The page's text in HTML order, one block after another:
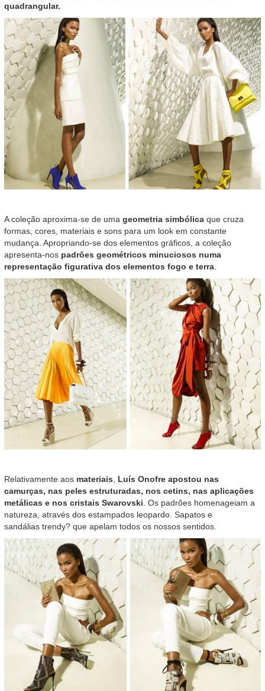
quadrangular.
A coleção aproxima-se de uma geometria simbólica que cruza
formas, cores, materiais e sons para um look em constante
mudança. Apropriando-se dos elementos gráficos, a coleção
apresenta-nos padrões geométricos minuciosos numa
representação figurativa dos elementos fogo e terra
Relativamente aos materiais
Luís Onofre apostou nas
camurças, nas peles estruturadas, nos cetins, nas aplicações
metálicas e nos cristais Swarovski . Os padrões homenageiam a
natureza, através dos estampados leopardo. Sapatos e
sandálias trendy? que apelam todos os nossos sentidos.